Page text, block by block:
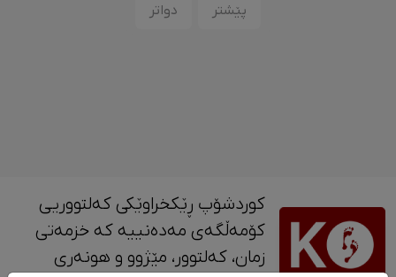
پێشتر دواتر
کوردشۆپ ڕێکخراوێکی کەلتووریی
کۆمەڵگەی مەدەنییە کە خزمەتی
زمان، کەلتوور، مێژوو و ‎هونەری